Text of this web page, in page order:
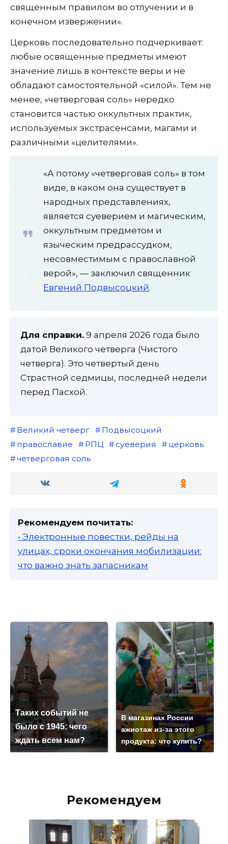
священным правилом во отлучении и в
конечном извержении».
Церковь последовательно подчеркивает:
любые освященные предметы имеют
значение лишь в контексте веры и не
обладают самостоятельной «силой». Тем не
менее, «четверговая соль» нередко
становится частью оккультных практик,
используемых экстрасенсами, магами и
различными «целителями».
«А потому «четверговая соль» в том
виде, в каком она существует в
народных представлениях,
является суеверием и магическим,
оккультным предметом и
языческим предрассудком,
несовместимым с православной
верой», — заключил священник
Евгений Подвысоцкий.
Для справки. 9 апреля 2026 года было
датой Великого четверга (Чистого
четверга). Это четвертый день
Страстной седмицы, последней недели
перед Пасхой.
Великий четверг
Подвысоцкий
православие
РПЦ суеверия
церковь
четверговая соль
Рекомендуем почитать:
• Электронные повестки, рейды на
улицах, сроки окончания мобилизации:
что важно знать запасникам
Таких событий не
было с 1945: чего
ждать всем нам?
В магазинах России
ажиотаж из-за этого
продукта: что купить?
Рекомендуем